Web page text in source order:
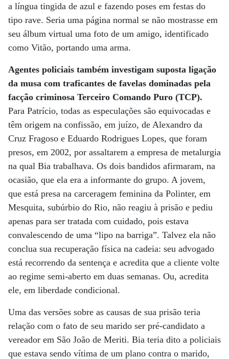
a língua tingida de azul e fazendo poses em festas do
tipo rave. Seria uma página normal se não mostrasse em
seu álbum virtual uma foto de um amigo, identificado
como Vitão, portando uma arma.
Agentes policiais também investigam suposta ligação
da musa com traficantes de favelas dominadas pela
facção criminosa Terceiro Comando Puro (TCP).
Para Patrício, todas as especulações são equivocadas e
têm origem na confissão, em juízo, de Alexandro da
Cruz Fragoso e Eduardo Rodrigues Lopes, que foram
presos, em 2002, por assaltarem a empresa de metalurgia
na qual Bia trabalhava. Os dois bandidos afirmaram, na
ocasião, que ela era a informante do grupo. A jovem,
que está presa na carceragem feminina da Polinter, em
Mesquita, subúrbio do Rio, não reagiu à prisão e pediu
apenas para ser tratada com cuidado, pois estava
convalescendo de uma “lipo na barriga”. Talvez ela não
conclua sua recuperação física na cadeia: seu advogado
está recorrendo da sentença e acredita que a cliente volte
ao regime semi-aberto em duas semanas. Ou, acredita
ele, em liberdade condicional.
Uma das versões sobre as causas de sua prisão teria
relação com o fato de seu marido ser pré-candidato a
vereador em São João de Meriti. Bia teria dito a policiais
que estava sendo vítima de um plano contra o marido,